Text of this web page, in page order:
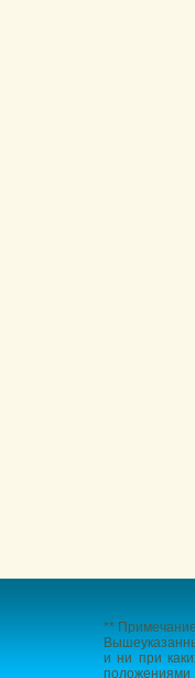
**
и ни при